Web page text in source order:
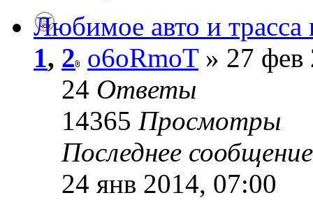
Любимое авто и трасса
1, 2 o6oRmoT» 27 фев
24 Ответы
14365 Просмотры
Последнее
24 янв 2014, 07:00